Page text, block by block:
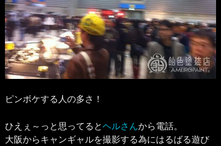
ピンボケする人の多さ！
ひえぇ～っと思ってるとヘルさんから電話。
大阪からキャンギャルを撮影する為にはるばる遊び